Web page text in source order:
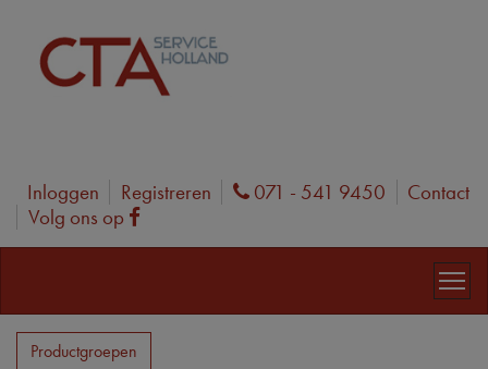
Inloggen Registreren Phone
071 - 541 9450
Contact
Volg ons op
Facebook
Productgroepen